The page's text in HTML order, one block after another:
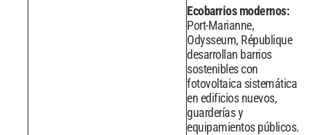
Ecobarrios modernos:
Port-Marianne,
Odysseum, République
desarrollan barrios
sostenibles con
fotovoltaica sistemática
en edificios nuevos,
guarderías y
equipamientos públicos.